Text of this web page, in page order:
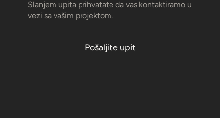
Slanjem upita prihvatate da vas kontaktiramo u
vezi sa vašim projektom.